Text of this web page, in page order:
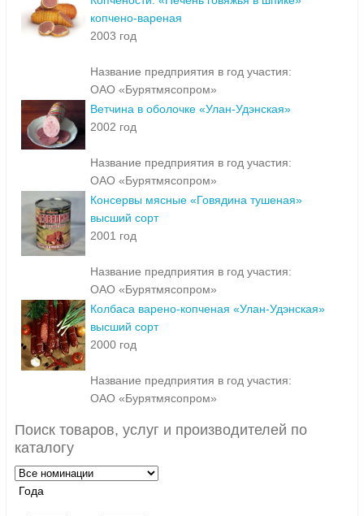
копчено-вареная
2003 год
Название предприятия в год участия:
ОАО «Бурятмясопром»
Ветчина в оболочке «Улан-Удэнская»
2002 год
Название предприятия в год участия:
ОАО «Бурятмясопром»
Консервы мясные «Говядина тушеная»
высший сорт
2001 год
Название предприятия в год участия:
ОАО «Бурятмясопром»
Колбаса варено-копченая «Улан-Удэнская»
высший сорт
2000 год
Название предприятия в год участия:
ОАО «Бурятмясопром»
Поиск товаров, услуг и производителей по
каталогу
Года